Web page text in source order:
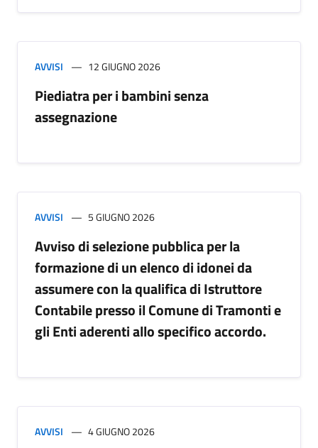
AVVISI 12 GIUGNO 2026
Piediatra per i bambini senza
assegnazione
AVVISI 5 GIUGNO 2026
Avviso di selezione pubblica per la
formazione di un elenco di idonei da
assumere con la qualifica di Istruttore
Contabile presso il Comune di Tramonti e
gli Enti aderenti allo specifico accordo.
AVVISI 4 GIUGNO 2026